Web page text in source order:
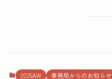
2025AW 事務局からのお知らせ